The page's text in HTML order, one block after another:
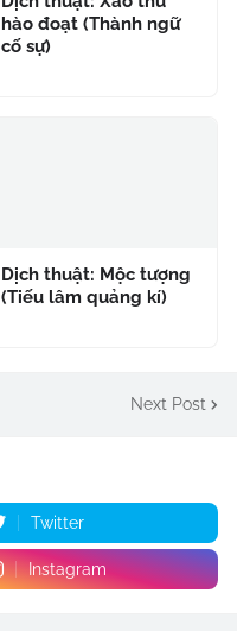
hào đoạt (Thành ngữ
cố sự)
Dịch thuật: Mộc tượng
(Tiếu lâm quảng kí)
Next Post
Twitter
Instagram